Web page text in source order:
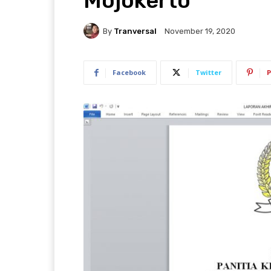
By Tranversal November 19, 2020
Facebook Twitter